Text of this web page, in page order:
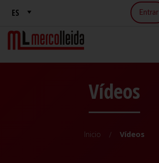
Entrar
Vídeos
Inicio Vídeos